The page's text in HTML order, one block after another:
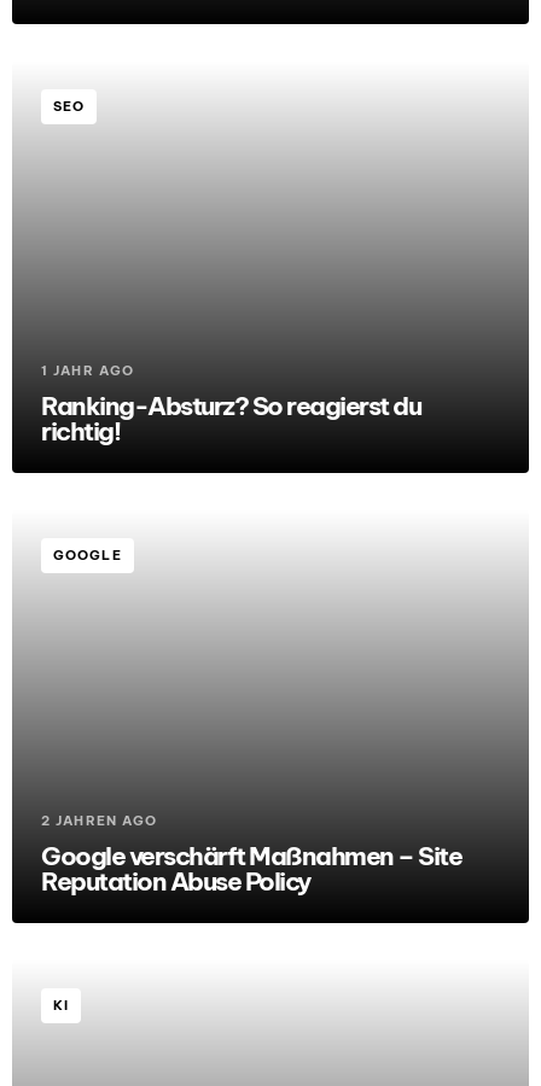
SEO
1 JAHR AGO
Ranking-Absturz? So reagierst du
richtig!
GOOGLE
2 JAHREN AGO
Google verschärft Maßnahmen – Site
Reputation Abuse Policy
KI